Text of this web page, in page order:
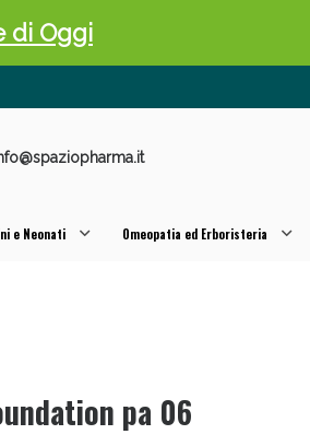
e Neonati Omeopatia ed Erboristeria
pa 06
di Oggi
55% validi solo per OGGI!